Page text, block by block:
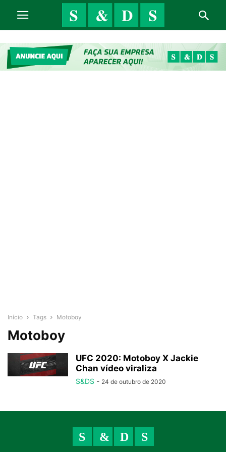
Início Tags Motoboy
Motoboy
UFC 2020: Motoboy X Jackie
Chan vídeo viraliza
S&DS - 24 de outubro de 2020